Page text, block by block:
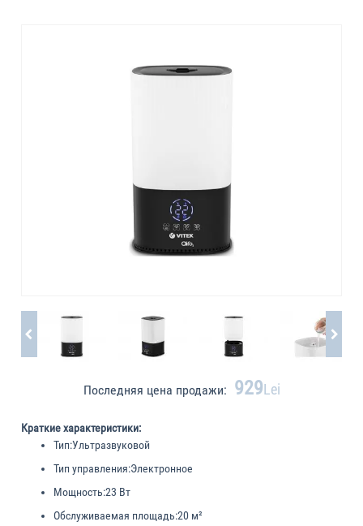
Последняя цена продажи: 929Lei
Краткие характеристики:
Тип:Ультразвуковой
Тип управления:Электронное
Мощность:23 Вт
Обслуживаемая площадь:20 м²